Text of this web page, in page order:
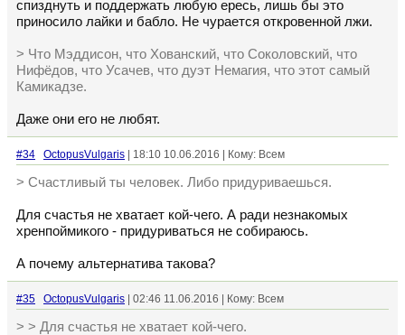
спизднуть и поддержать любую ересь, лишь бы это
приносило лайки и бабло. Не чурается откровенной лжи.
> Что Мэддисон, что Хованский, что Соколовский, что
Нифёдов, что Усачев, что дуэт Немагия, что этот самый
Камикадзе.
Даже они его не любят.
#34 OctopusVulgaris | 18:10 10.06.2016 | Кому: Всем
> Счастливый ты человек. Либо придуриваешься.
Для счастья не хватает кой-чего. А ради незнакомых
хренпоймикого - придуриваться не собираюсь.
А почему альтернатива такова?
#35 OctopusVulgaris | 02:46 11.06.2016 | Кому: Всем
> > Для счастья не хватает кой-чего.